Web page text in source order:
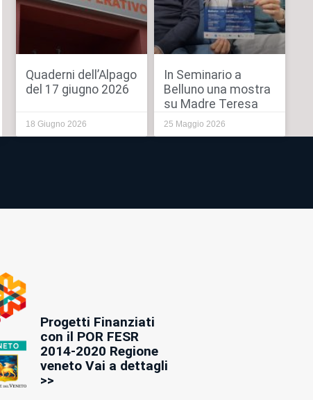
Quaderni dell’Alpago
del 17 giugno 2026
18 Giugno 2026
In Seminario a
Belluno una mostra
su Madre Teresa
25 Maggio 2026
Progetti Finanziati
con il POR FESR
2014-2020 Regione
veneto Vai a dettagli
>>